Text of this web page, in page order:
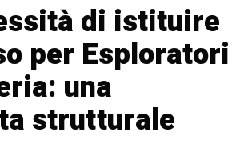
di istituire
per Esploratori
una
strutturale